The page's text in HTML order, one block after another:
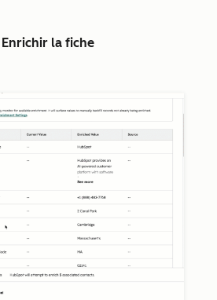
Enrichir la fiche